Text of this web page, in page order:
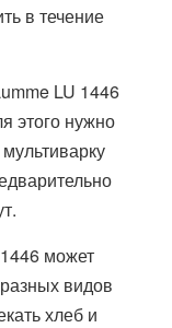
в течение
LU 1446
этого нужно
может
видов
хлеб и